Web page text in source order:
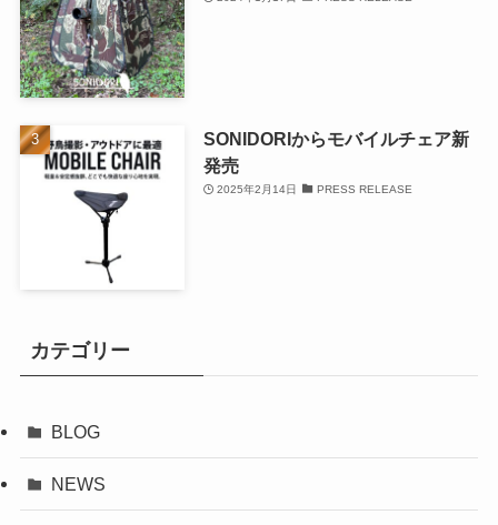
SONIDORIからモバイルチェア新
発売
2025年2月14日 PRESS RELEASE
カテゴリー
BLOG
NEWS